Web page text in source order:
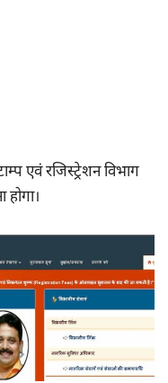
एवं रजिस्ट्रेशन विभाग
होगा।